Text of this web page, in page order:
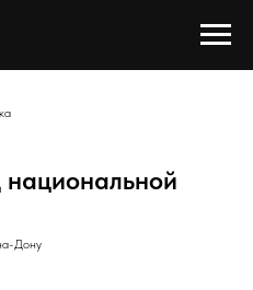
Дону